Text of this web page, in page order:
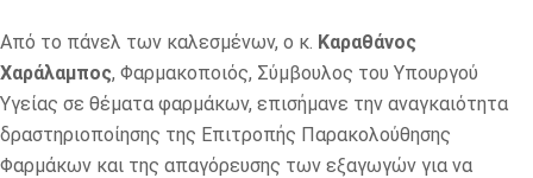
Από το πάνελ των καλεσμένων, ο κ. Καραθάνος
Χαράλαμπος, Φαρμακοποιός, Σύμβουλος του Υπουργού
Υγείας σε θέματα φαρμάκων, επισήμανε την αναγκαιότητα
δραστηριοποίησης της Επιτροπής Παρακολούθησης
Φαρμάκων και της απαγόρευσης των εξαγωγών για να